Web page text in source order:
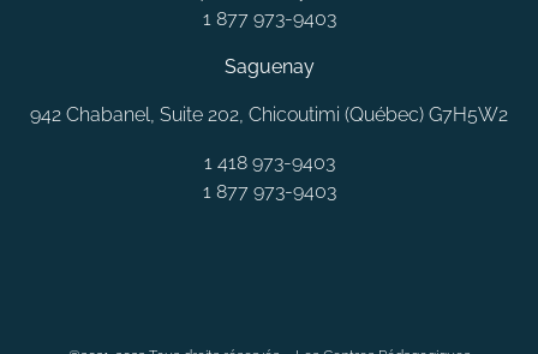
1 877 973-9403
Saguenay
942 Chabanel, Suite 202, Chicoutimi (Québec) G7H5W2
1 418 973-9403
1 877 973-9403